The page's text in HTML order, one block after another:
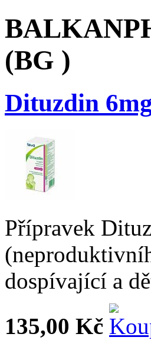
(BG )
Dituzdin
Přípravek
dospívající a
135,00 Kč